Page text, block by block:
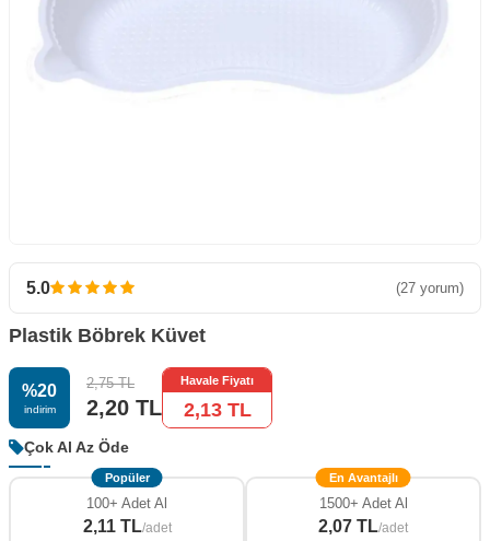
5.0 (27 yorum)
Plastik Böbrek Küvet
%20
i̇ndirim
2,75TL
2,20 TL
Havale Fiyatı
2,13TL
Çok Al Az Öde
Popüler
100+ Adet Al
2,11 TL/adet
En Avantajlı
1500+ Adet Al
2,07 TL/adet